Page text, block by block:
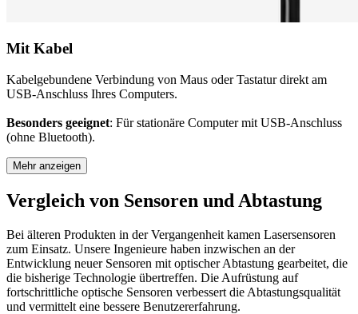
Mit Kabel
Kabelgebundene Verbindung von Maus oder Tastatur direkt am
USB-Anschluss Ihres Computers.
Besonders geeignet: Für stationäre Computer mit USB-Anschluss
(ohne Bluetooth).
Mehr anzeigen
Vergleich von Sensoren und Abtastung
Bei älteren Produkten in der Vergangenheit kamen Lasersensoren
zum Einsatz. Unsere Ingenieure haben inzwischen an der
Entwicklung neuer Sensoren mit optischer Abtastung gearbeitet, die
die bisherige Technologie übertreffen. Die Aufrüstung auf
fortschrittliche optische Sensoren verbessert die Abtastungsqualität
und vermittelt eine bessere Benutzererfahrung.